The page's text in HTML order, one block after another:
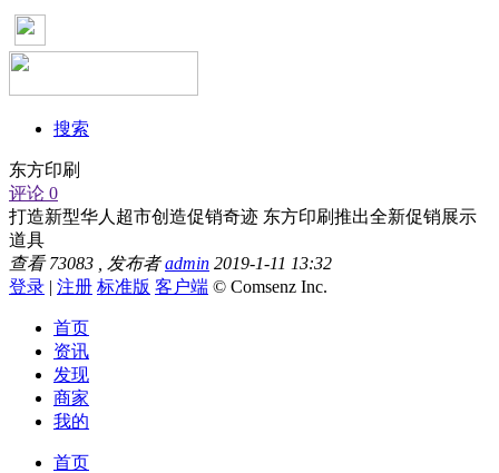
搜索
东方印刷
评论 0
打造新型华人超市创造促销奇迹 东方印刷推出全新促销展示
道具
查看73083 , 发布者admin 2019-1-11 13:32
登录 | 注册 标准版 客户端 © Comsenz Inc.
首页
资讯
发现
商家
我的
首页